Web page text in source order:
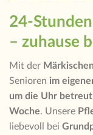
24-
– zuhause
Mit der
Senioren im
um die Uhr
Woche. Unsere
liebevoll bei